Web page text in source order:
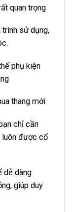
quan trọng
trình sử dụng,
phụ kiện
thang mới
chỉ cần
luôn được cố
dễ dàng
giúp duy